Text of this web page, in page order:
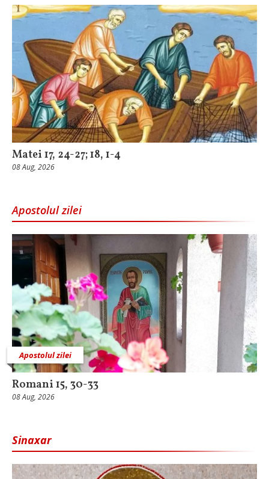
Matei 17, 24-27; 18, 1-4
08 Aug, 2026
Apostolul zilei
Apostolul zilei
Romani 15, 30-33
08 Aug, 2026
Sinaxar